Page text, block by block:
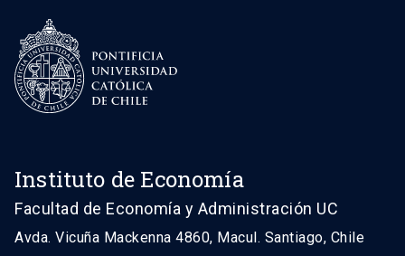
Instituto de Economía
Facultad de Economía y Administración UC
Avda. Vicuña Mackenna 4860, Macul. Santiago, Chile